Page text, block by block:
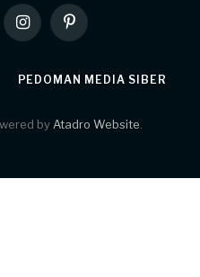
InstagramPinterest
PEDOMAN MEDIA SIBER
by Atadro Website